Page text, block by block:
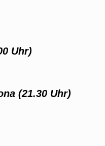
Uhr)
(21.30 Uhr)